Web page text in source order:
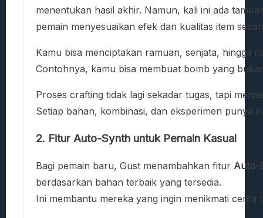
menentukan hasil akhir. Namun, kali ini ada
pemain menyesuaikan efek dan kualitas item
Kamu bisa menciptakan ramuan, senjata, hingga
Contohnya, kamu bisa membuat bomb yang
Proses crafting tidak lagi sekadar tugas, tapi
Setiap bahan, kombinasi, dan eksperimen punya
2. Fitur Auto-Synth untuk Pemain Kasual
Bagi pemain baru, Gust menambahkan fitur Auto-
berdasarkan bahan terbaik yang tersedia.
Ini membantu mereka yang ingin menikmati